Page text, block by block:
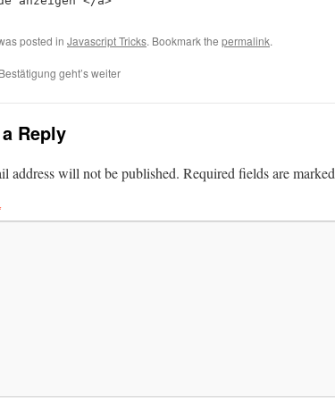
posted in Javascript Tricks. Bookmark the permalink.
geht’s weiter
Reply
address will not be published. Required fields are marked